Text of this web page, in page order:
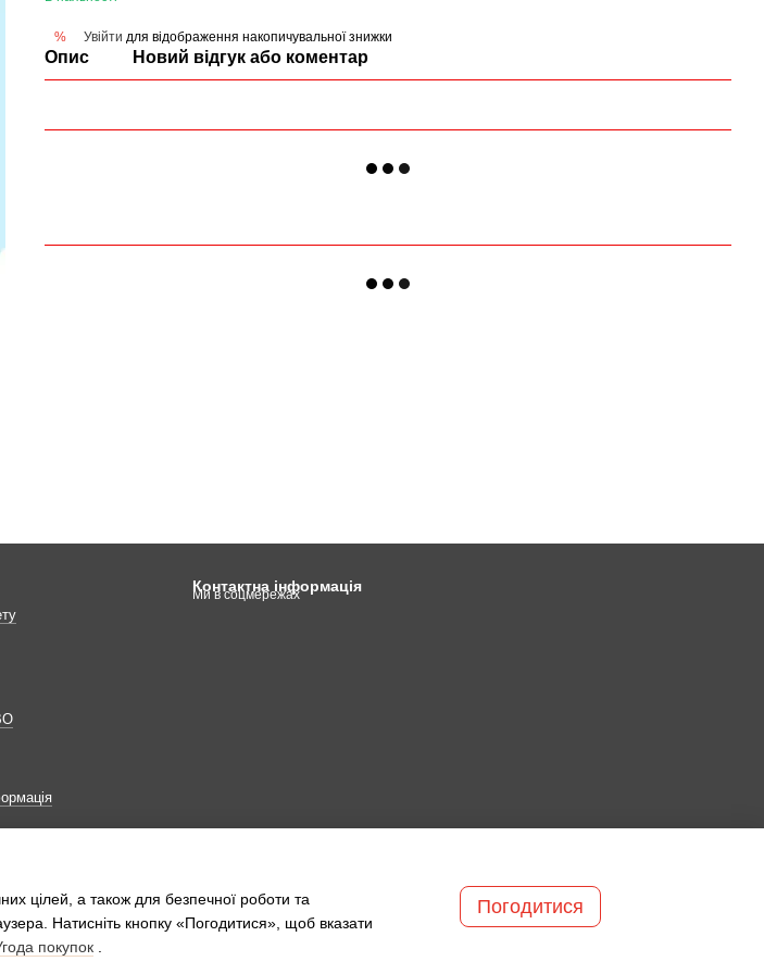
% Увійти для відображення накопичувальної знижки
Опис Новий відгук або коментар
Контактна інформація
Ми в соцмережах
цілей, а також для безпечної роботи та
Натисніть кнопку «Погодитися», щоб вказати
покупок
Погодитися